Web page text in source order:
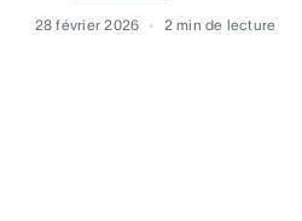
28 février 2026 2 min de lecture